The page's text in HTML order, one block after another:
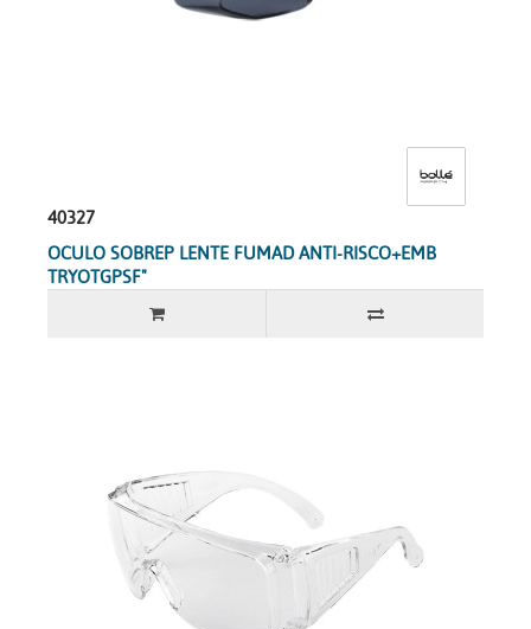
40327
OCULO SOBREP LENTE FUMAD ANTI-RISCO+EMB
TRYOTGPSF"